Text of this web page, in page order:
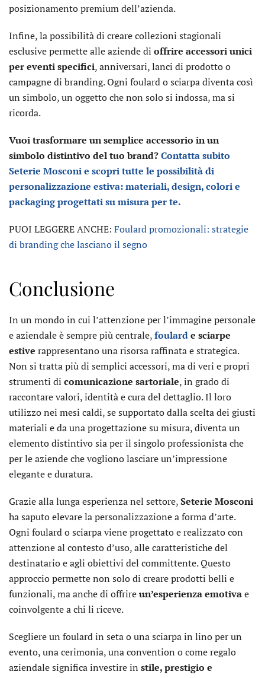
posizionamento premium dell’azienda.
Infine, la possibilità di creare collezioni stagionali
esclusive permette alle aziende di offrire accessori unici
per eventi specifici, anniversari, lanci di prodotto o
campagne di branding. Ogni foulard o sciarpa diventa così
un simbolo, un oggetto che non solo si indossa, ma si
ricorda.
Vuoi trasformare un semplice accessorio in un
simbolo distintivo del tuo brand?Contatta subito
Seterie Mosconi e scopri tutte le possibilità di
personalizzazione estiva: materiali, design, colori e
packaging progettati su misura per te.
PUOI LEGGERE ANCHE: Foulard promozionali: strategie
di branding che lasciano il segno
Conclusione
In un mondo in cui l’attenzione per l’immagine personale
e aziendale è sempre più centrale,foularde sciarpe
estive rappresentano una risorsa raffinata e strategica.
Non si tratta più di semplici accessori, ma di veri e propri
strumenti di comunicazione sartoriale, in grado di
raccontare valori, identità e cura del dettaglio. Il loro
utilizzo nei mesi caldi, se supportato dalla scelta dei giusti
materiali e da una progettazione su misura, diventa un
elemento distintivo sia per il singolo professionista che
per le aziende che vogliono lasciare un’impressione
elegante e duratura.
Grazie alla lunga esperienza nel settore,Seterie Mosconi
ha saputo elevare la personalizzazione a forma d’arte.
Ogni foulard o sciarpa viene progettato e realizzato con
attenzione al contesto d’uso, alle caratteristiche del
destinatario e agli obiettivi del committente. Questo
approccio permette non solo di creare prodotti belli e
funzionali, ma anche di offrireun’esperienza emotivae
coinvolgente a chi li riceve.
Scegliere un foulard in seta o una sciarpa in lino per un
evento, una cerimonia, una convention o come regalo
aziendale significa investire in stile, prestigio e